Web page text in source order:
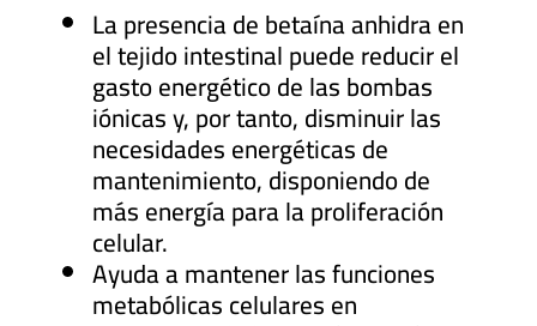
La presencia de betaína anhidra en
el tejido intestinal puede reducir el
gasto energético de las bombas
iónicas y, por tanto, disminuir las
necesidades energéticas de
mantenimiento, disponiendo de
más energía para la proliferación
celular.
Ayuda a mantener las funciones
metabólicas celulares en